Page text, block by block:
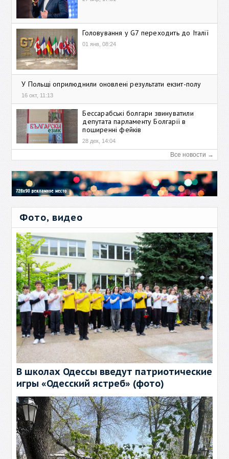
Головування у G7 переходить до Італії
01 янв, 08:24
У Польщі оприлюднили оновлені результати екзит-полу
16 окт, 11:13
Бессарабські болгари звинуватили
депутата парламенту Болгарії в
поширенні фейків
28 дек, 14:04
Все новости →
Фото, видео
В школах Одессы введут патриотические
игры «Одесский ястреб» (фото)